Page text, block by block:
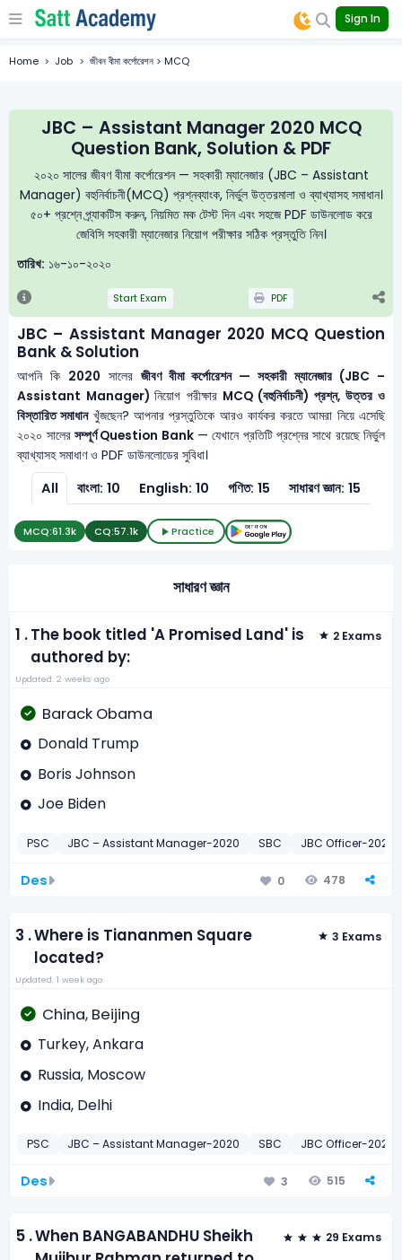
Sign In
Home Job জীবন বীমা কর্পোরেশন > MCQ
JBC – Assistant Manager 2020 MCQ
Question Bank, Solution & PDF
২০২০ সালের জীবণ বীমা কর্পোরেশন — সহকারী ম্যানেজার (JBC – Assistant
Manager) বহুনির্বাচনী(MCQ) প্রশ্নব্যাংক, নির্ভুল উত্তরমালা ও ব্যাখ্যাসহ সমাধান।
৫০+ প্রশ্নে প্র্যাকটিস করুন, নিয়মিত মক টেস্ট দিন এবং সহজে PDF ডাউনলোড করে
জেবিসি সহকারী ম্যানেজার নিয়োগ পরীক্ষার সঠিক প্রস্তুতি নিন।
তারিখ: ১৬-১০-২০২০
Start Exam PDF
JBC – Assistant Manager 2020 MCQ Question
Bank & Solution
আপনি কি 2020 সালের জীবণ বীমা কর্পোরেশন — সহকারী ম্যানেজার (JBC –
Assistant Manager)নিয়োগ পরীক্ষার MCQ (বহুনির্বাচনী) প্রশ্ন, উত্তর ও
বিস্তারিত সমাধানখুঁজছেন? আপনার প্রস্তুতিকে আরও কার্যকর করতে আমরা নিয়ে এসেছি
২০২০ সালের সম্পূর্ণ Question Bank— যেখানে প্রতিটি প্রশ্নের সাথে রয়েছে নির্ভুল
ব্যাখ্যাসহ সমাধাণ ও PDF ডাউনলোডের সুবিধা।
All বাংলা: 10 English: 10 গণিত: 15 সাধারণ জ্ঞান: 15
MCQ:61.3k CQ:57.1k Practice
সাধারণ জ্ঞান
1 .The book titled 'A Promised Land' is
authored by:
2 Exams
Updated: 2 weeks ago
Barack Obama
Donald Trump
Boris Johnson
Joe Biden
PSC JBC – Assistant Manager-2020 SBC JBC Officer-2020
Des 0 478
3 .Where is Tiananmen Square
located?
3 Exams
Updated: 1 week ago
China, Beijing
Turkey, Ankara
Russia, Moscow
India, Delhi
PSC JBC – Assistant Manager-2020 SBC JBC Officer-2020
Des 3 515
5 .When BANGABANDHU Sheikh
29 Exams